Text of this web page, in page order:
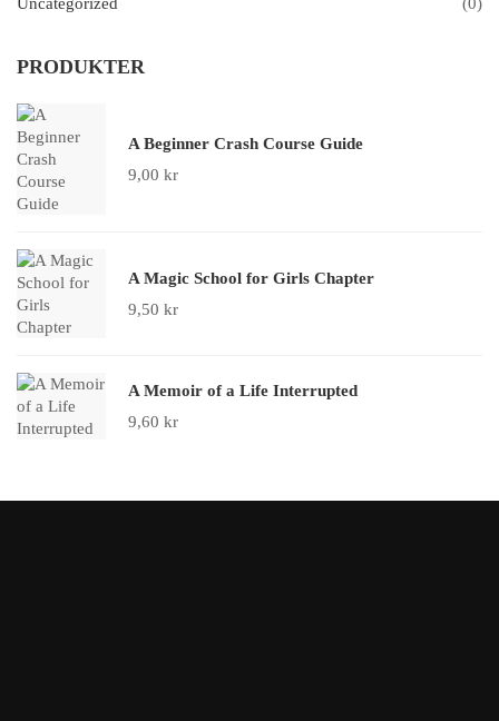
PRODUKTER
A Beginner Crash Course Guide
9,00 kr
A Magic School for Girls Chapter
9,50 kr
A Memoir of a Life Interrupted
9,60 kr